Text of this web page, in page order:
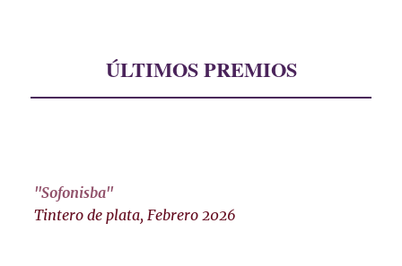
ÚLTIMOS PREMIOS
"Sofonisba"
Tintero de plata, Febrero 2026